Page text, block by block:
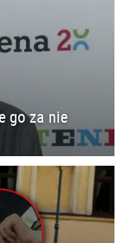
go za nie